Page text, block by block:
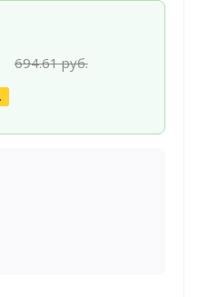
694.61руб.